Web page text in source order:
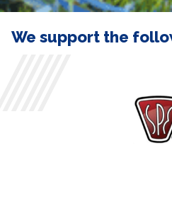
We support the